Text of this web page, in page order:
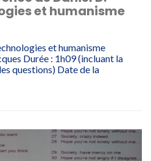
et humanisme
et humanisme
Durée : 1h09 (incluant la
questions) Date de la